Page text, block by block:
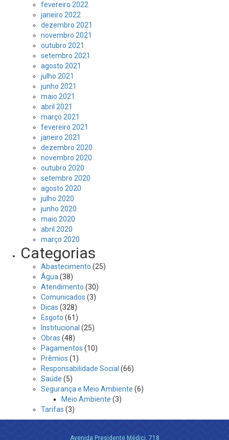
fevereiro 2022
janeiro 2022
dezembro 2021
novembro 2021
outubro 2021
setembro 2021
agosto 2021
julho 2021
junho 2021
maio 2021
abril 2021
março 2021
fevereiro 2021
janeiro 2021
dezembro 2020
novembro 2020
outubro 2020
setembro 2020
agosto 2020
julho 2020
junho 2020
maio 2020
abril 2020
março 2020
Categorias
Abastecimento (25)
Água (38)
Atendimento (30)
Comunicados (3)
Dicas (328)
Esgoto (61)
Institucional (25)
Obras (48)
Pagamentos (10)
Prêmios (1)
Responsabilidade Social (66)
Saúde (5)
Segurança e Meio Ambiente (6)
Meio Ambiente (3)
Tarifas (3)
Avenida Presidente Médici, 718